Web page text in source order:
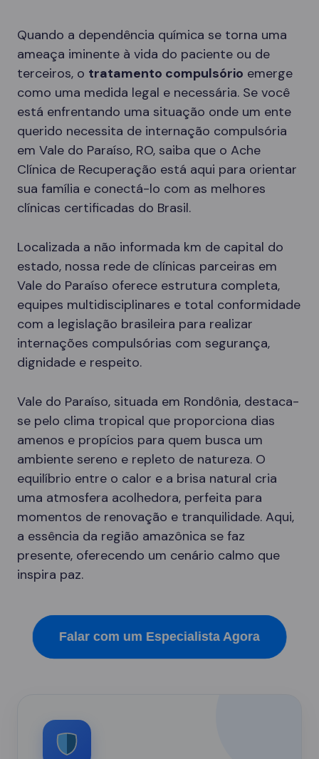
Quando a dependência química se torna uma
ameaça iminente à vida do paciente ou de
terceiros, o tratamento compulsório emerge
como uma medida legal e necessária. Se você
está enfrentando uma situação onde um ente
querido necessita de internação compulsória
em Vale do Paraíso, RO, saiba que o Ache
Clínica de Recuperação está aqui para orientar
sua família e conectá-lo com as melhores
clínicas certificadas do Brasil.
Localizada a não informada km de capital do
estado, nossa rede de clínicas parceiras em
Vale do Paraíso oferece estrutura completa,
equipes multidisciplinares e total conformidade
com a legislação brasileira para realizar
internações compulsórias com segurança,
dignidade e respeito.
Vale do Paraíso, situada em Rondônia, destaca-
se pelo clima tropical que proporciona dias
amenos e propícios para quem busca um
ambiente sereno e repleto de natureza. O
equilíbrio entre o calor e a brisa natural cria
uma atmosfera acolhedora, perfeita para
momentos de renovação e tranquilidade. Aqui,
a essência da região amazônica se faz
presente, oferecendo um cenário calmo que
inspira paz.
Falar com um Especialista Agora